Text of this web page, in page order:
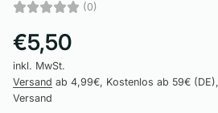
(0)
€5,50
inkl. MwSt.
Versand ab 4,99€, Kostenlos ab 59€
Versand